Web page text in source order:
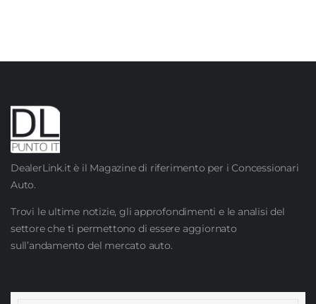
DealerLink.it è il Magazine di riferimento per i Concessionari
Auto.
Trovi le ultime notizie, gli approfondimenti e le analisi del
settore che ti permettono di essere aggiornato
sull’andamento del mercato auto.